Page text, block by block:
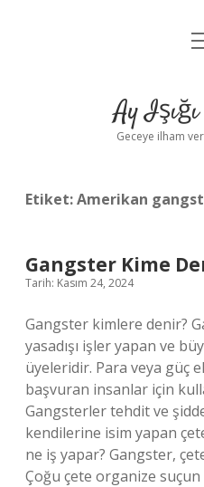
Yasal
Ay
Geceye ilham
Etiket:Amerikan
Gangster Kime
Tarih: Kasım 24, 2024
Gangster kimlere denir?
yasadışı işler yapan ve
üyeleridir. Para veya güç
başvuran insanlar için
Gangsterler tehdit ve
kendilerine isim yapan
ne iş yapar? Gangster,
Çoğu çete organize